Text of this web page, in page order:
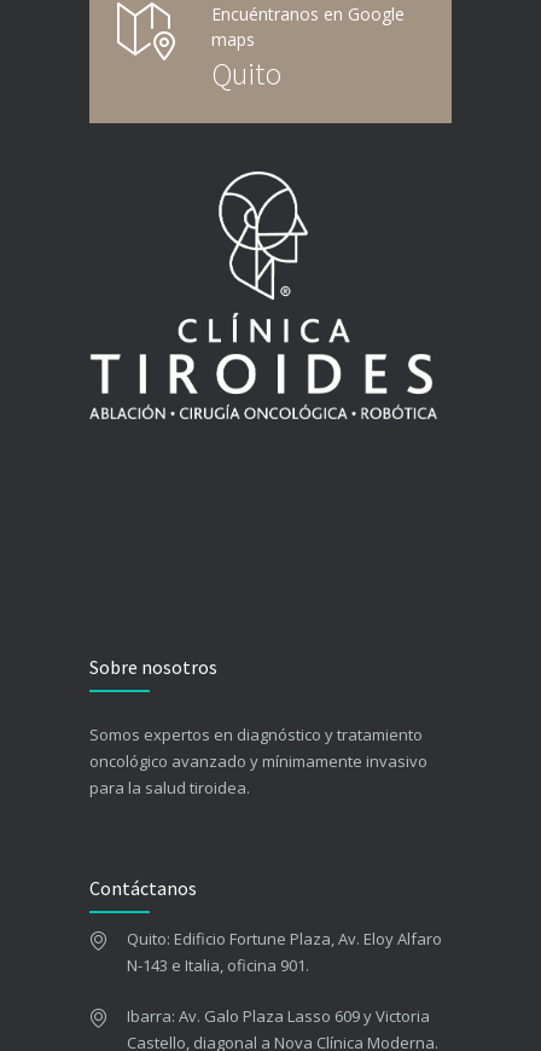
Encuéntranos en Google
maps
Quito
Sobre nosotros
Somos expertos en diagnóstico y tratamiento
oncológico avanzado y mínimamente invasivo
para la salud tiroidea.
Contáctanos
Quito: Edificio Fortune Plaza, Av. Eloy Alfaro
N-143 e Italia, oficina 901.
Ibarra: Av. Galo Plaza Lasso 609 y Victoria
Castello, diagonal a Nova Clínica Moderna.